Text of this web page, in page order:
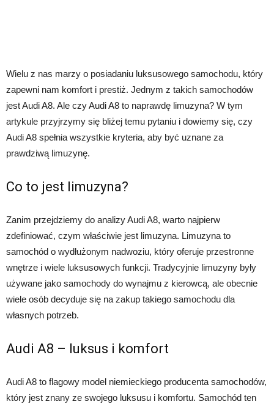
Wielu z nas marzy o posiadaniu luksusowego samochodu, który
zapewni nam komfort i prestiż. Jednym z takich samochodów
jest Audi A8. Ale czy Audi A8 to naprawdę limuzyna? W tym
artykule przyjrzymy się bliżej temu pytaniu i dowiemy się, czy
Audi A8 spełnia wszystkie kryteria, aby być uznane za
prawdziwą limuzynę.
Co to jest limuzyna?
Zanim przejdziemy do analizy Audi A8, warto najpierw
zdefiniować, czym właściwie jest limuzyna. Limuzyna to
samochód o wydłużonym nadwoziu, który oferuje przestronne
wnętrze i wiele luksusowych funkcji. Tradycyjnie limuzyny były
używane jako samochody do wynajmu z kierowcą, ale obecnie
wiele osób decyduje się na zakup takiego samochodu dla
własnych potrzeb.
Audi A8 – luksus i komfort
Audi A8 to flagowy model niemieckiego producenta samochodów,
który jest znany ze swojego luksusu i komfortu. Samochód ten